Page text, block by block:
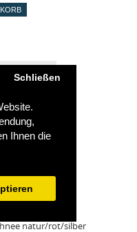
Ihnen die
Schließen
natur/rot/silber